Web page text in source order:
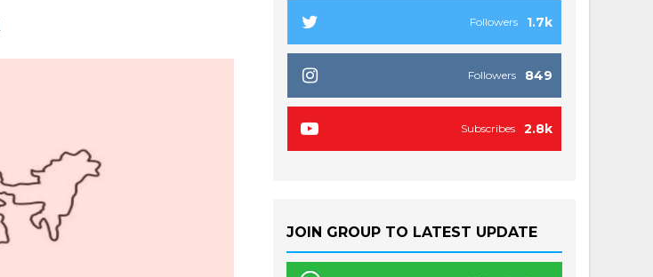
1.7k
Followers
849
Followers
2.8k
Subscribes
JOIN GROUP TO LATEST UPDATE